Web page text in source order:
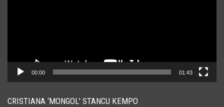
00:00 01:43
CRISTIANA ‘MONGOL’ STANCU KEMPO